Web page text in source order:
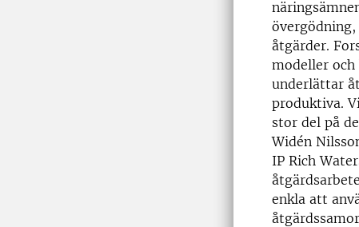
åtgärder.
modeller
underlättar
produktiva.
stor del på
Widén
IP Rich
enkla att